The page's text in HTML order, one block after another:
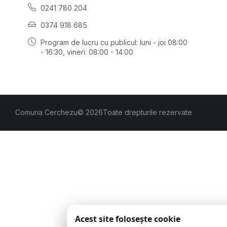
0241 780 204
0374 918 685
Program de lucru cu publicul: luni - joi 08:00
- 16:30 , vineri: 08:00 - 14:00
Comuna Cerchezu© 2026Toate drepturile rezervate
Acest site folosește cookie